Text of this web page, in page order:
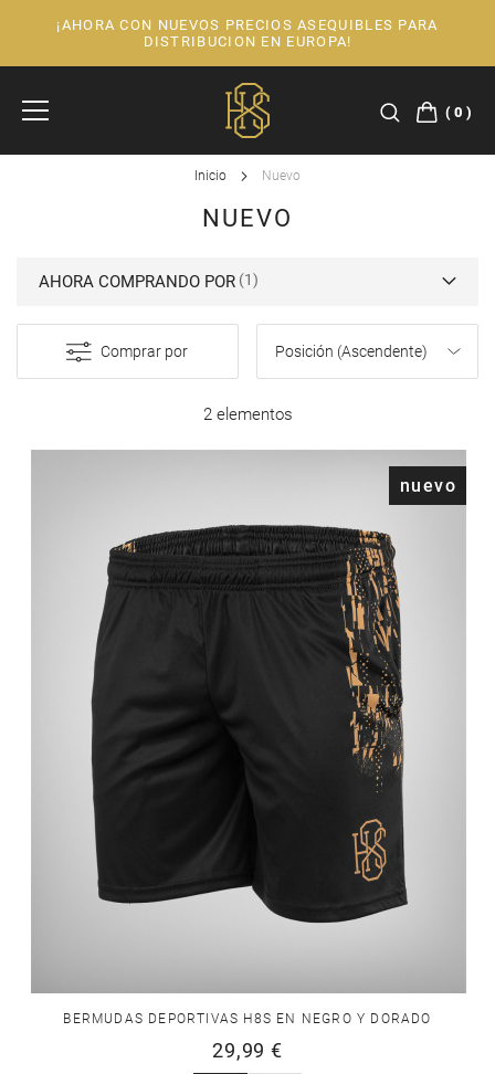
¡AHORA CON NUEVOS PRECIOS ASEQUIBLES PARA
DISTRIBUCION EN EUROPA!
0
Inicio Nuevo
NUEVO
Comprar por
AHORA COMPRANDO POR
2 elementos
nuevo
BERMUDAS DEPORTIVAS H8S EN NEGRO Y DORADO
29,99 €